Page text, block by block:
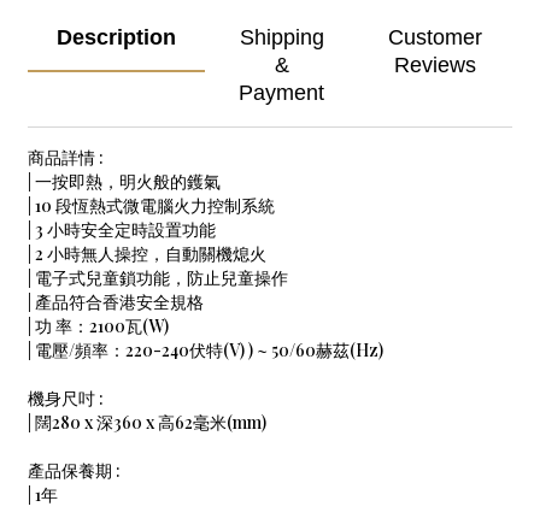
Description
Shipping
&
Payment
Customer
Reviews
商品詳情 :
| 一按即熱，明火般的鑊氣
| 10 段恆熱式微電腦火力控制系統
| 3 小時安全定時設置功能
| 2 小時無人操控，自動關機熄火
| 電子式兒童鎖功能，防止兒童操作
| 產品符合香港安全規格
| 功 率：2100瓦(W)
| 電壓/頻率：220-240伏特(V) ) ~ 50/60赫茲(Hz)
機身尺吋 :
| 闊280 x 深360 x 高62毫米(mm)
產品保養期 :
| 1年